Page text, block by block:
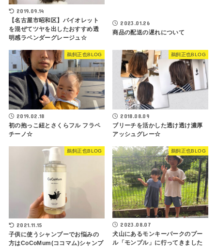
2019.09.14
【名古屋市昭和区】バイオレット
を混ぜてツヤを出したおすすめ透
明感ラベンダーグレージュ☆
2023.01.26
商品の配送の遅れについて
鵜飼正也BLOG
2019.02.18
初の抱っこ紐とさくらフル フラペ
チーノ☆
鵜飼正也BLOG
2018.08.09
ブリーチを活かした透け透け濃厚
アッシュグレー☆
鵜飼正也BLOG
2021.11.15
子供に使うシャンプーでお悩みの
方はCoCoMum(ココマム)シャンプ
鵜飼正也BLOG
2023.08.07
犬山にあるモンキーパークのプー
ル「モンプル」に行ってきました